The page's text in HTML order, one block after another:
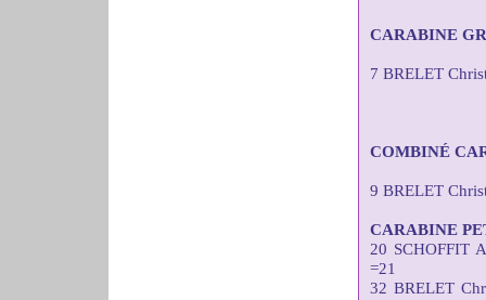
CARABINE
7 BRELET
COMBINÉ
9 BRELET
CARABINE
20 SCHOFFIT
=21
32 BRELET